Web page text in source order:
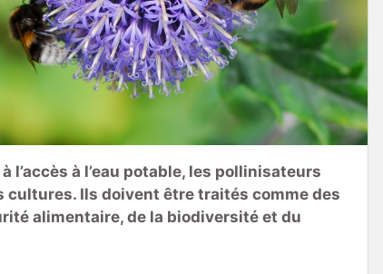
l’accès à l’eau potable, les pollinisateurs
Ils doivent être traités comme des
alimentaire, de la biodiversité et du